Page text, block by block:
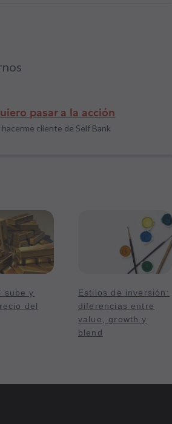
pasar a la acción
hacerme cliente de Self Bank
sube y
del
Estilos de inversión:
diferencias entre
value, growth y
blend